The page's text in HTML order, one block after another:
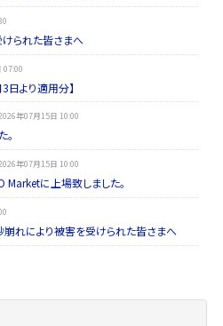
られた皆さまへ
07:00
より適用分】
年07月15日 10:00
年07月15日 10:00
に上場致しました。
れにより被害を受けられた皆さまへ